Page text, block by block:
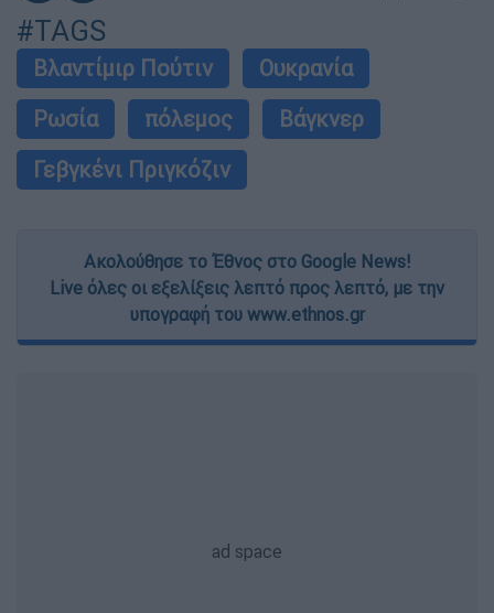
#TAGS
Βλαντίμιρ Πούτιν
Ουκρανία
Ρωσία
πόλεμος
Βάγκνερ
Γεβγκένι Πριγκόζιν
Ακολούθησε το Έθνος στο Google News!
Live όλες οι εξελίξεις λεπτό προς λεπτό, με την
υπογραφή του www.ethnos.gr